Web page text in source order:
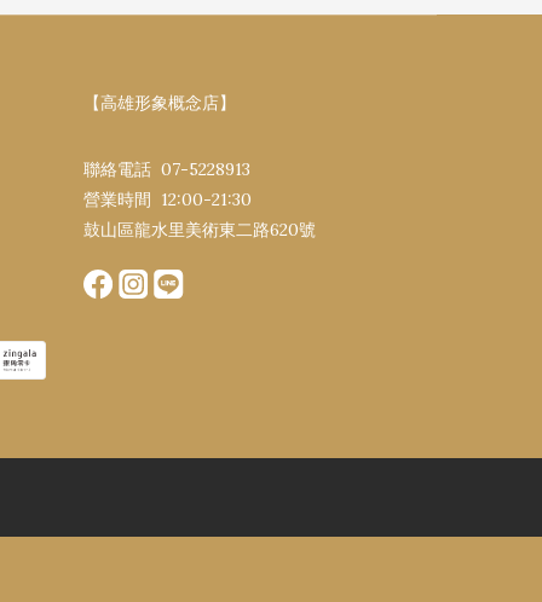
【高雄形象概念店】
聯絡電話 07-5228913
營業時間 12:00-21:30​
鼓山區龍水里美術東二路620號